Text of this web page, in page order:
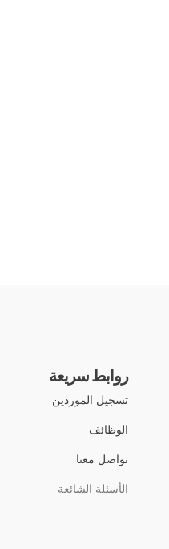
روابط سريعة
تسجيل الموردين
الوظائف
تواصل معنا
الأسئلة الشائعة